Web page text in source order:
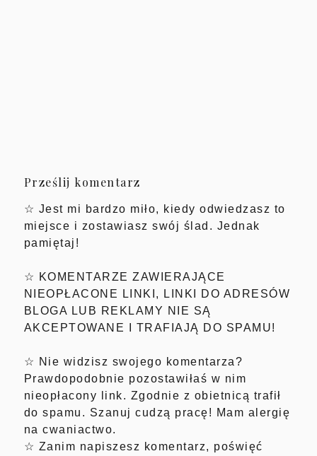
Prześlij komentarz
☆ Jest mi bardzo miło, kiedy odwiedzasz to
miejsce i zostawiasz swój ślad. Jednak
pamiętaj!
☆ KOMENTARZE ZAWIERAJĄCE
NIEOPŁACONE LINKI, LINKI DO ADRESÓW
BLOGA LUB REKLAMY NIE SĄ
AKCEPTOWANE I TRAFIAJĄ DO SPAMU!
☆ Nie widzisz swojego komentarza?
Prawdopodobnie pozostawiłaś w nim
nieopłacony link. Zgodnie z obietnicą trafił
do spamu. Szanuj cudzą pracę! Mam alergię
na cwaniactwo.
☆ Zanim napiszesz komentarz, poświęć